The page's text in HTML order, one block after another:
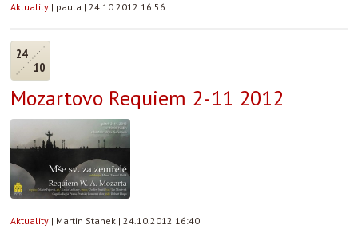
Aktuality | paula | 24.10.2012 16:56
24
10
Mozartovo Requiem 2-11 2012
Aktuality | Martin Stanek | 24.10.2012 16:40